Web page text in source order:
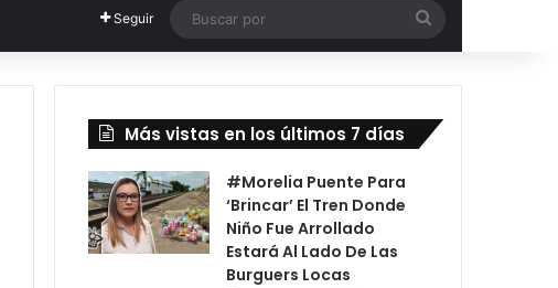
Seguir
por
Más vistas en los últimos 7 días
#Morelia Puente Para
‘Brincar’ El Tren Donde
Niño Fue Arrollado
Estará Al Lado De Las
Burguers Locas